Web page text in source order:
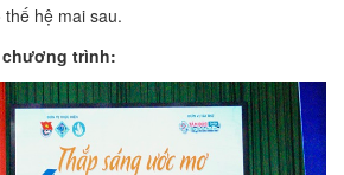
hệ mai sau.
trình: